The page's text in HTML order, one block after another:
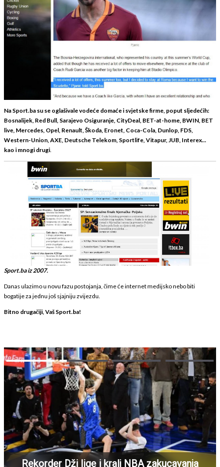
Na Sport.ba su se oglašivale vodeće domaće i svjetske firme, poput sljedećih:
Bosnalijek, Red Bull, Sarajevo Osiguranje, CityDeal, BET-at-home, BWIN, BET
live, Mercedes, Opel, Renault, Škoda, Eronet, Coca-Cola, Dunlop, FDS,
Western-Union, AXE, Deutsche Telekom, Sportlife, Vitapur, JUB, Interex...
kao i mnogi drugi
Sport.ba iz 2007.
Danas ulazimo u novu fazu postojanja, čime će internet medijsko nebo biti
bogatije za jednu još sjajniju zvijezdu.
Bitno drugačiji, Vaš Sport.ba!
Rekorder Dži lige i kralj NBA zakucavanja